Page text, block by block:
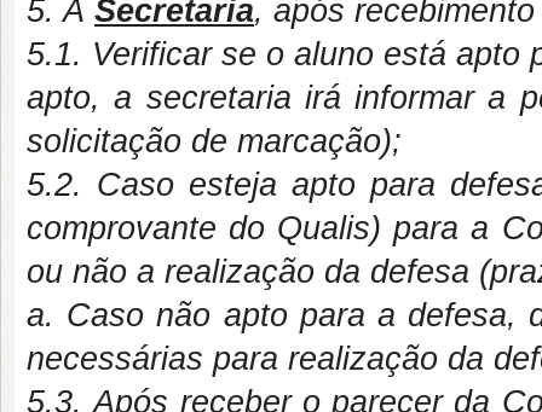
5. A Secretaria, após
5.1. Verificar se o aluno está apto
apto, a secretaria irá informar a
solicitação de marcação);
5.2. Caso esteja apto para
comprovante do Qualis) para a
ou não a realização da defesa
a. Caso não apto para a defesa,
necessárias para realização da
5.3. Após receber o parecer da